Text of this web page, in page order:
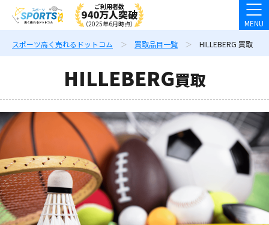
ご利用者数
940万人突破
（2025年6月時点） MENU
スポーツ高く売れるドットコム 買取品目一覧 HILLEBERG 買取
HILLEBERG買取